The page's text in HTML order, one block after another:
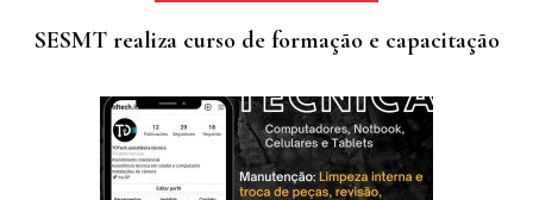
SESMT realiza curso de formação e capacitação